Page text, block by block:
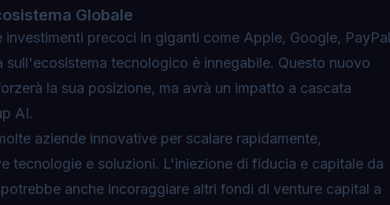
Globale
precoci in giganti come Apple, Google, PayPal
tecnologico è innegabile. Questo nuovo
la sua posizione, ma avrà un impatto a cascata
AI.
aziende innovative per scalare rapidamente,
tecnologie e soluzioni. L'iniezione di fiducia e capitale da
anche incoraggiare altri fondi di venture capital a